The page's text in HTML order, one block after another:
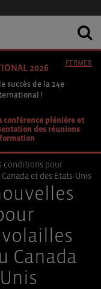
2026
succès de la 14e
!
conférence plénière et
des réunions
FERMER
conditions pour
et des États-Unis
Canada